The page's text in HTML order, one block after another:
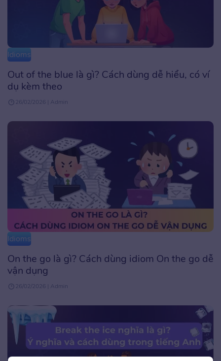
Idioms
Out of the blue là gì? Cách dùng dễ hiểu, có ví
dụ kèm theo
26/02/2026 | Admin
Idioms
On the go là gì? Cách dùng idiom On the go dễ
vận dụng
26/02/2026 | Admin